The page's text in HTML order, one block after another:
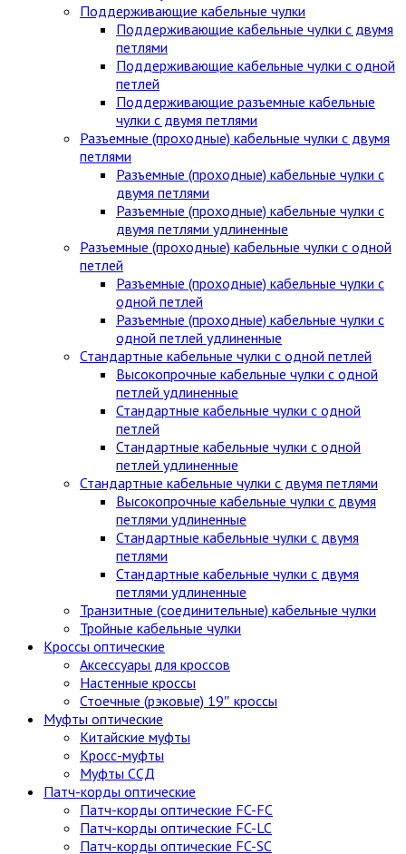
Поддерживающие кабельные чулки
Поддерживающие кабельные чулки с двумя
петлями
Поддерживающие кабельные чулки с одной
петлей
Поддерживающие разъемные кабельные
чулки с двумя петлями
Разъемные (проходные) кабельные чулки с двумя
петлями
Разъемные (проходные) кабельные чулки с
двумя петлями
Разъемные (проходные) кабельные чулки с
двумя петлями удлиненные
Разъемные (проходные) кабельные чулки с одной
петлей
Разъемные (проходные) кабельные чулки с
одной петлей
Разъемные (проходные) кабельные чулки с
одной петлей удлиненные
Стандартные кабельные чулки c одной петлей
Высокопрочные кабельные чулки с одной
петлей удлиненные
Стандартные кабельные чулки с одной
петлей
Стандартные кабельные чулки с одной
петлей удлиненные
Стандартные кабельные чулки с двумя петлями
Высокопрочные кабельные чулки с двумя
петлями удлиненные
Стандартные кабельные чулки с двумя
петлями
Стандартные кабельные чулки с двумя
петлями удлиненные
Транзитные (соединительные) кабельные чулки
Тройные кабельные чулки
Кроссы оптические
Аксессуары для кроссов
Настенные кроссы
Стоечные (рэковые) 19″ кроссы
Муфты оптические
Китайские муфты
Кросс-муфты
Муфты ССД
Патч-корды оптические
Патч-корды оптические FC-FC
Патч-корды оптические FC-LC
Патч-корды оптические FC-SC